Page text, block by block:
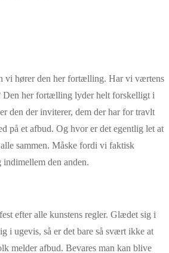
vi hører den her fortælling. Har vi værtens
Den her fortælling lyder helt forskelligt i
den der inviterer, dem der har for travlt
på et afbud. Og hvor er det egentlig let at
sammen. Måske fordi vi faktisk
den anden.
efter alle kunstens regler. Glædet sig i
i ugevis, så er det bare så svært ikke at
melder afbud. Bevares man kan blive